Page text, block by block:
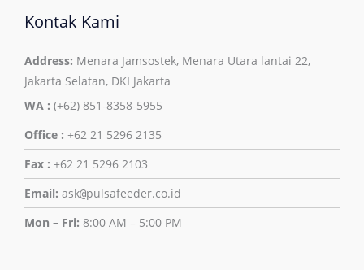
Kontak Kami
Address: Menara Jamsostek, Menara Utara lantai 22,
Jakarta Selatan, DKI Jakarta
WA : (+62) 851-8358-5955
Office : +62 21 5296 2135
Fax : +62 21 5296 2103
Email: ask@pulsafeeder.co.id
Mon – Fri: 8:00 AM – 5:00 PM